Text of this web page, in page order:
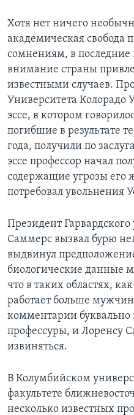
Хотя нет ничего
академическая свобода
сомнениям, в последние
внимание страны
известными случаев.
Университета Колорадо
эссе, в котором
погибшие в результате
года, получили по
эссе профессор начал
содержащие угрозы его
потребовал увольнения
Президент
Саммерс вызвал бурю
выдвинул
биологические данные
что в таких областях,
работает больше
комментарии буквально
профессуры, и Лоренсу
извиняться.
В Колумбийском
факультете
несколько известных